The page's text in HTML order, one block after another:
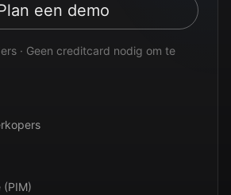
een demo
· Geen creditcard nodig om te
(PIM)